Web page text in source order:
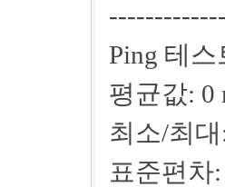
Ping 테
평균값: 0
최소/최대
표준편차: